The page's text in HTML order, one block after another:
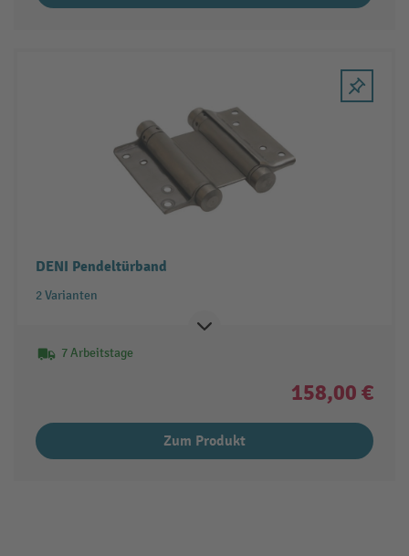
DENI Pendeltürband
2 Varianten
7 Arbeitstage
158,00 €
Zum Produkt